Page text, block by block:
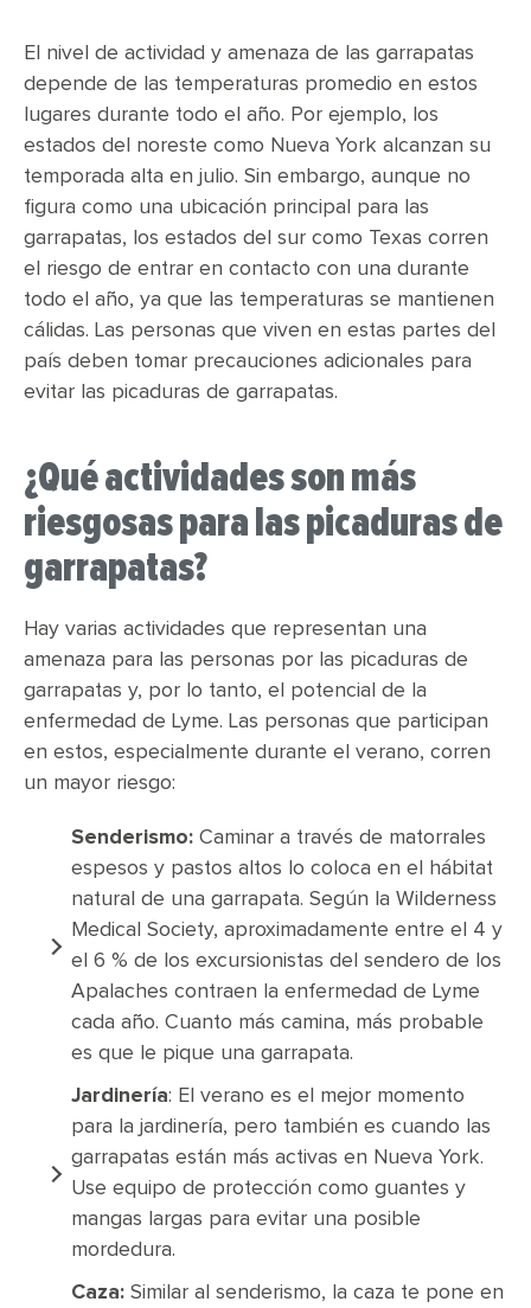
El nivel de actividad y amenaza de las garrapatas
depende de las temperaturas promedio en estos
lugares durante todo el año. Por ejemplo, los
estados del noreste como Nueva York alcanzan su
temporada alta en julio. Sin embargo, aunque no
figura como una ubicación principal para las
garrapatas, los estados del sur como Texas corren
el riesgo de entrar en contacto con una durante
todo el año, ya que las temperaturas se mantienen
cálidas. Las personas que viven en estas partes del
país deben tomar precauciones adicionales para
evitar las picaduras de garrapatas.
¿Qué actividades son más
riesgosas para las picaduras de
garrapatas?
Hay varias actividades que representan una
amenaza para las personas por las picaduras de
garrapatas y, por lo tanto, el potencial de la
enfermedad de Lyme. Las personas que participan
en estos, especialmente durante el verano, corren
un mayor riesgo:
Senderismo: Caminar a través de matorrales
espesos y pastos altos lo coloca en el hábitat
natural de una garrapata. Según la Wilderness
Medical Society, aproximadamente entre el 4 y
el 6 % de los excursionistas del sendero de los
Apalaches contraen la enfermedad de Lyme
cada año. Cuanto más camina, más probable
es que le pique una garrapata.
Jardinería: El verano es el mejor momento
para la jardinería, pero también es cuando las
garrapatas están más activas en Nueva York.
Use equipo de protección como guantes y
mangas largas para evitar una posible
mordedura.
Caza: Similar al senderismo, la caza te pone en